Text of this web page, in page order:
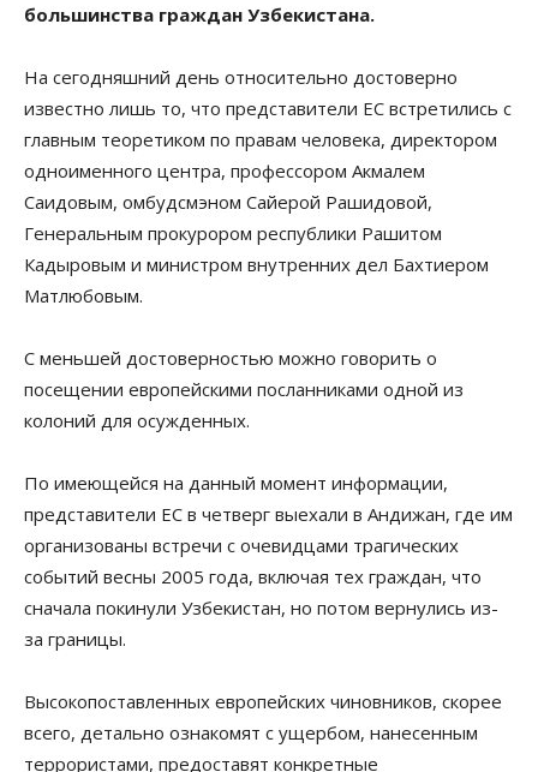
большинства граждан Узбекистана.
На сегодняшний день относительно достоверно
известно лишь то, что представители ЕС встретились с
главным теоретиком по правам человека, директором
одноименного центра, профессором Акмалем
Саидовым, омбудсмэном Сайерой Рашидовой,
Генеральным прокурором республики Рашитом
Кадыровым и министром внутренних дел Бахтиером
Матлюбовым.
С меньшей достоверностью можно говорить о
посещении европейскими посланниками одной из
колоний для осужденных.
По имеющейся на данный момент информации,
представители ЕС в четверг выехали в Андижан, где им
организованы встречи с очевидцами трагических
событий весны 2005 года, включая тех граждан, что
сначала покинули Узбекистан, но потом вернулись из-
за границы.
Высокопоставленных европейских чиновников, скорее
всего, детально ознакомят с ущербом, нанесенным
террористами, предоставят конкретные